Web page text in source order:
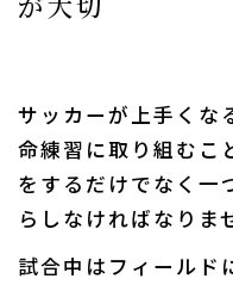
サッカーが上手くな
命練習に取り組むこ
をするだけでなく一
らしなければなりま
試合中はフィールド